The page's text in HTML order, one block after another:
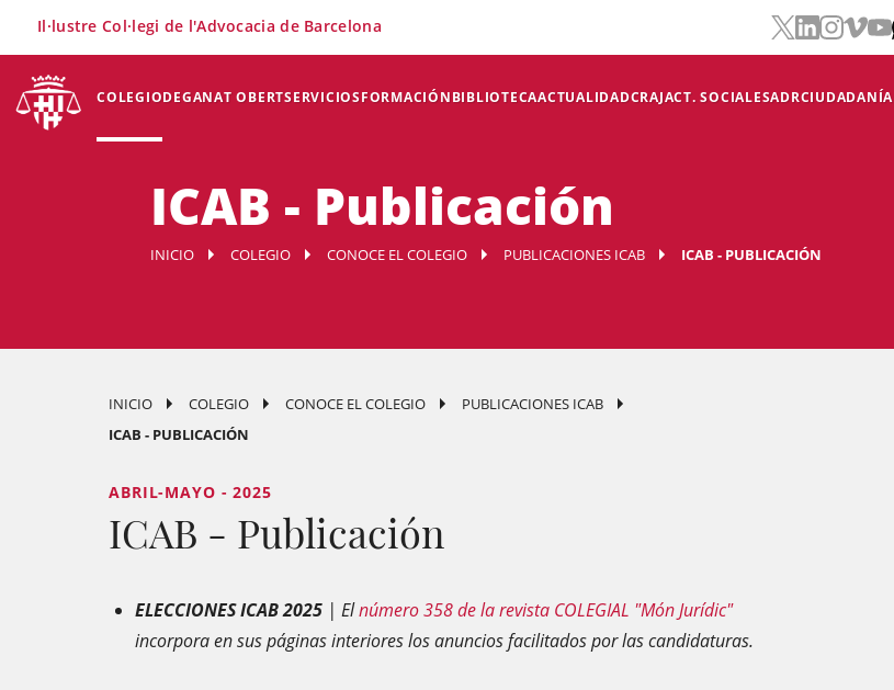
COLEGIODEGANAT OBERTSERVICIOSFORMACIÓNBIBLIOTECAACTUALIDADCRAJACT. SOCIALESADRCIUDADANÍA
Il·lustre Col·legi de l'Advocacia de Barcelona
ICAB - Publicación
INICIO COLEGIO CONOCE EL COLEGIO PUBLICACIONES ICAB ICAB - PUBLICACIÓN
INICIO COLEGIO CONOCE EL COLEGIO
PUBLICACIONES ICAB
ICAB - PUBLICACIÓN
ABRIL-MAYO - 2025
ICAB - Publicación
ELECCIONES ICAB 2025 | Elnúmero 358 de la revista COLEGIAL "Món Jurídic"
incorpora en sus páginas interiores los anuncios facilitados por las candidaturas.